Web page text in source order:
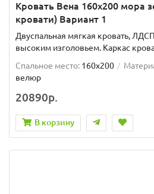
Кровать Вена 160х200 мора
кровати) Вариант 1
Двуспальная мягкая кровать,
высоким изголовьем. Каркас
Спальное место: 160x200
велюр
20890р.
В корзину